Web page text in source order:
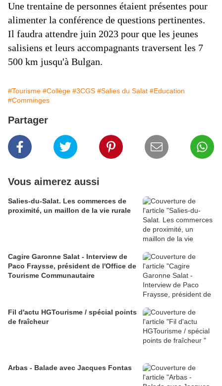
Une trentaine de personnes étaient présentes pour
alimenter la conférence de questions pertinentes.
Il faudra attendre juin 2023 pour que les jeunes
salisiens et leurs accompagnants traversent les 7
500 km jusqu'à Bulgan.
#Tourisme #Collège #3CGS #Salies du Salat #Education
#Comminges
Partager
Vous aimerez aussi
Salies-du-Salat. Les commerces de
proximité, un maillon de la vie rurale
Cagire Garonne Salat - Interview de
Paco Fraysse, président de l'Office de
Tourisme Communautaire
Fil d'actu HGTourisme / spécial points
de fraîcheur
Arbas - Balade avec Jacques Fontas